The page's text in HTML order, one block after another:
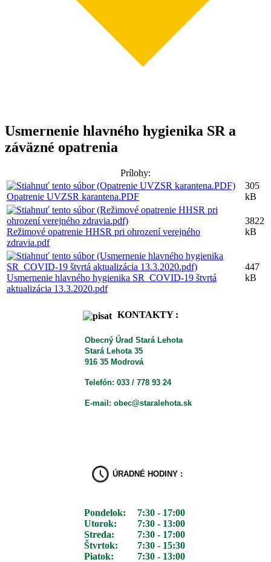
Usmernenie hlavného hygienika SR a
záväzné opatrenia
Prílohy:
Opatrenie UVZSR karantena.PDF
305
kB
Režimové opatrenie HHSR pri ohrození verejného
zdravia.pdf
3822
kB
Usmernenie hlavného hygienika SR_COVID-19 štvrtá
aktualizácia 13.3.2020.pdf
447
kB
KONTAKTY :
Obecný Úrad Stará Lehota
Stará Lehota 35
916 35 Modrová
Telefón: 033 / 778 93 24
E-mail: obec@staralehota.sk
ÚRADNÉ HODINY :
Pondelok:
Utorok:
Streda:
Štvrtok:
Piatok:
7:30 - 17:00
7:30 - 13:00
7:30 - 17:00
7:30 - 15:30
7:30 - 13:00